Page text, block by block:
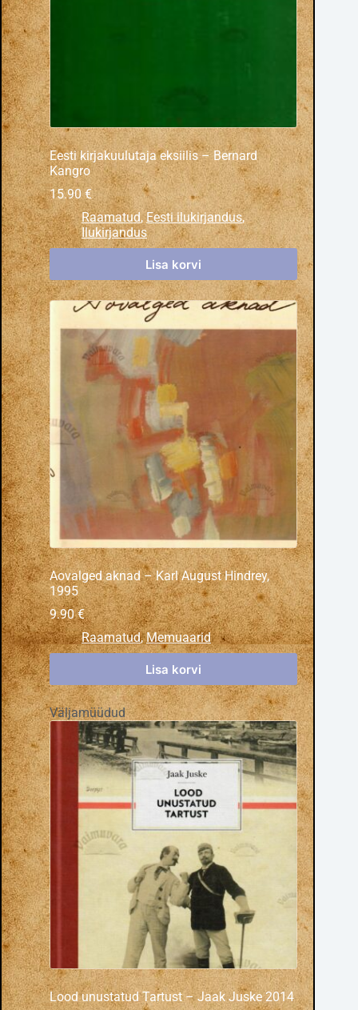
Eesti kirjakuulutaja eksiilis – Bernard
Kangro
15.90€
Raamatud,Eesti ilukirjandus,
Ilukirjandus
Lisa korvi
Aovalged aknad – Karl August Hindrey,
1995
9.90€
Raamatud,Memuaarid
Lisa korvi
Väljamüüdud
Lood unustatud Tartust – Jaak Juske 2014